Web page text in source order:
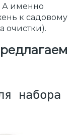
А именно
к садовому
очистки).
набора